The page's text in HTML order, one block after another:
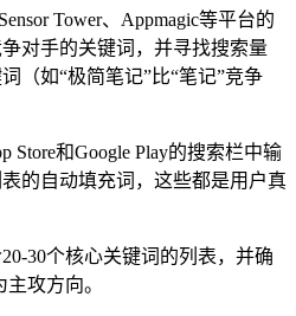
Tower、Appmagic等平台的
对手的关键词，并寻找搜索量
（如“极简笔记”比“笔记”竞争
Store和Google Play的搜索栏中输
的自动填充词，这些都是用户真
30个核心关键词的列表，并确
攻方向。